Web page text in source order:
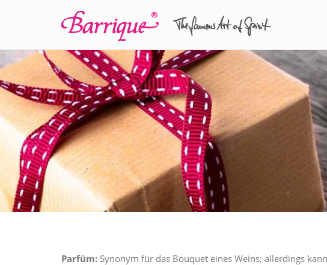
Parfüm: Synonym für das Bouquet eines Weins; allerdings